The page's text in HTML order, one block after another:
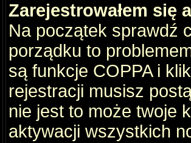
Zarejestrowałem się
Na początek sprawdź
porządku to
są funkcje COPPA i
rejestracji musisz
nie jest to może twoje
aktywacji wszystkich